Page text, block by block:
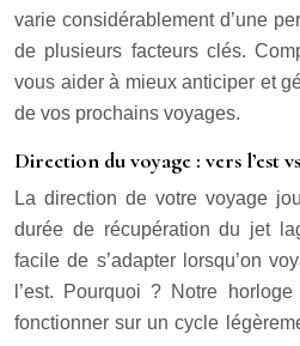
varie considérablement d’une
de plusieurs facteurs clés.
vous aider à mieux anticiper et
de vos prochains voyages.
Direction du voyage : vers l’est
La direction de votre voyage
durée de récupération du jet
facile de s’adapter lorsqu’on
l’est. Pourquoi ? Notre
fonctionner sur un cycle